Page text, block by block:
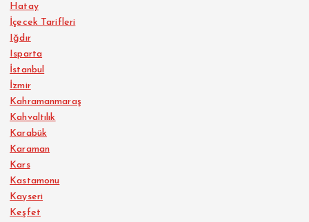
Hatay
İçecek Tarifleri
Iğdır
Isparta
İstanbul
İzmir
Kahramanmaraş
Kahvaltılık
Karabük
Karaman
Kars
Kastamonu
Kayseri
Keşfet